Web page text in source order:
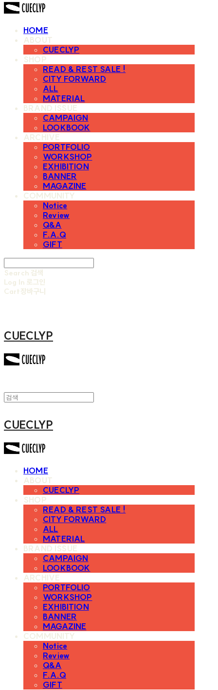
HOME
ABOUT
CUECLYP
SHOP
READ & REST SALE !
CITY FORWARD
ALL
MATERIAL
BRAND ISSUE
CAMPAIGN
LOOKBOOK
ARCHIVE
PORTFOLIO
WORKSHOP
EXHIBITION
BANNER
MAGAZINE
COMMUNITY
Notice
Review
Q&A
F.A.Q
GIFT
Search 검색
Log In 로그인
Cart장바구니
CUECLYP
CUECLYP
HOME
ABOUT
CUECLYP
SHOP
READ & REST SALE !
CITY FORWARD
ALL
MATERIAL
BRAND ISSUE
CAMPAIGN
LOOKBOOK
ARCHIVE
PORTFOLIO
WORKSHOP
EXHIBITION
BANNER
MAGAZINE
COMMUNITY
Notice
Review
Q&A
F.A.Q
GIFT